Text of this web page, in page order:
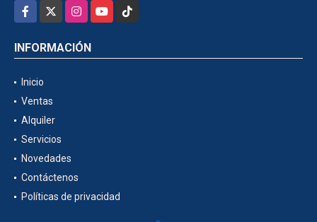
Facebook
InstagramYouTubeTikTok
INFORMACIÓN
Inicio
Ventas
Alquiler
Servicios
Novedades
Contáctenos
Políticas de privacidad